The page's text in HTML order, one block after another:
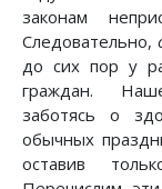
законам
Следовательно,
до сих пор у
граждан.
заботясь о
обычных
оставив